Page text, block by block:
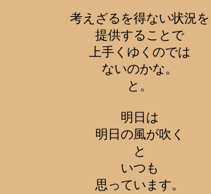
考えざるを得ない状況を
提供することで
上手くゆくのでは
ないのかな。
と。
明日は
明日の風が吹く
と
いつも
思っています。